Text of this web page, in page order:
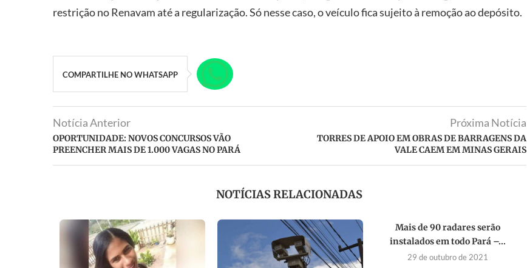
restrição no Renavam até a regularização. Só nesse caso, o veículo fica sujeito à remoção ao depósito.
COMPARTILHE NO WHATSAPP
Notícia Anterior
OPORTUNIDADE: NOVOS CONCURSOS VÃO
PREENCHER MAIS DE 1.000 VAGAS NO PARÁ
Próxima Notícia
TORRES DE APOIO EM OBRAS DE BARRAGENS DA
VALE CAEM EM MINAS GERAIS
NOTÍCIAS RELACIONADAS
Mais de 90 radares serão
instalados em todo Pará –...
29 de outubro de 2021